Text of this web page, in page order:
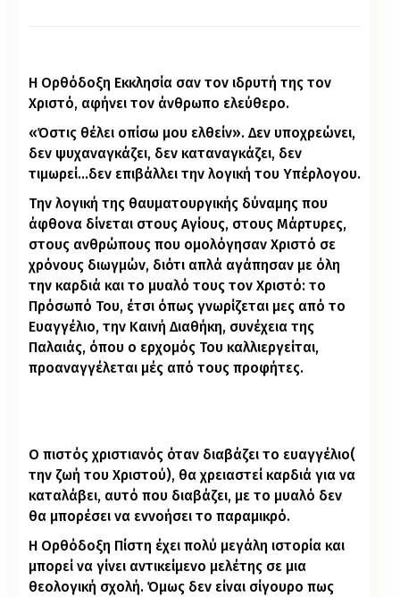
Η Ορθόδοξη Εκκλησία σαν τον ιδρυτή της τον
Χριστό, αφήνει τον άνθρωπο ελεύθερο.
«Όστις θέλει οπίσω μου ελθείν». Δεν υποχρεώνει,
δεν ψυχαναγκάζει, δεν καταναγκάζει, δεν
τιμωρεί…δεν επιβάλλει την λογική του Υπέρλογου.
Την λογική της θαυματουργικής δύναμης που
άφθονα δίνεται στους Αγίους, στους Μάρτυρες,
στους ανθρώπους που ομολόγησαν Χριστό σε
χρόνους διωγμών, διότι απλά αγάπησαν με όλη
την καρδιά και το μυαλό τους τον Χριστό: το
Πρόσωπό Του, έτσι όπως γνωρίζεται μες από το
Ευαγγέλιο, την Καινή Διαθήκη, συνέχεια της
Παλαιάς, όπου ο ερχομός Του καλλιεργείται,
προαναγγέλεται μές από τους προφήτες.
Ο πιστός χριστιανός όταν διαβάζει το ευαγγέλιο(
την ζωή του Χριστού), θα χρειαστεί καρδιά για να
καταλάβει, αυτό που διαβάζει, με το μυαλό δεν
θα μπορέσει να εννοήσει το παραμικρό.
Η Ορθόδοξη Πίστη έχει πολύ μεγάλη ιστορία και
μπορεί να γίνει αντικείμενο μελέτης σε μια
θεολογική σχολή. Όμως δεν είναι σίγουρο πως